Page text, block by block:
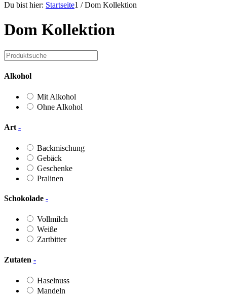
Du bist hier: Startseite1 / Dom Kollektion
Dom Kollektion
Alkohol
Mit Alkohol
Ohne Alkohol
Art -
Backmischung
Gebäck
Geschenke
Pralinen
Schokolade -
Vollmilch
Weiße
Zartbitter
Zutaten -
Haselnuss
Mandeln